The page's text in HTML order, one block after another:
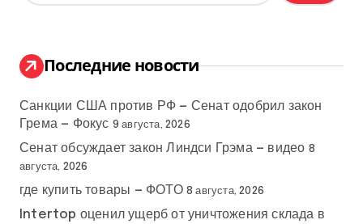
:
Последние новости
Санкции США против РФ — Сенат одобрил закон
Грема — Фокус 9 августа, 2026
Сенат обсуждает закон Линдси Грэма — видео 8
августа, 2026
где купить товары — ФОТО 8 августа, 2026
Intertop оценил ущерб от уничтожения склада в